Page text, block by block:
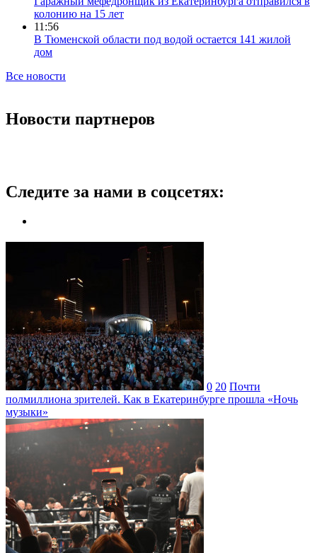
колонию на 15 лет
11:56
В Тюменской области под водой остается 141 жилой
дом
Все новости
Новости партнеров
Следите за нами в соцсетях:
0 20 Почти
полмиллиона зрителей. Как в Екатеринбурге прошла «Ночь
музыки»